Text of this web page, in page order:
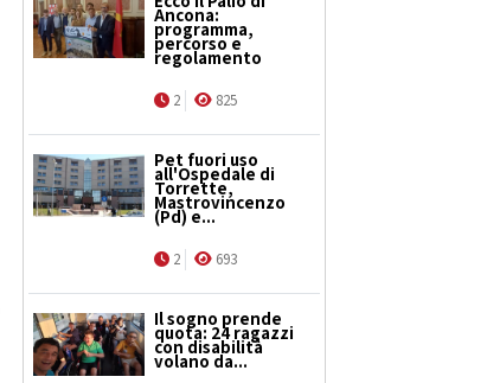
Ancona:
programma,
percorso e
regolamento
2 825
Pet fuori uso
all'Ospedale di
Torrette,
Mastrovincenzo
(Pd) e...
2 693
Il sogno prende
quota: 24 ragazzi
con disabilità
volano da...